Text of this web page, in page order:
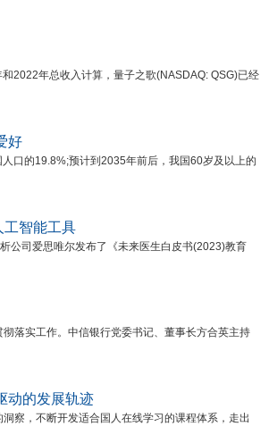
年总收入计算，量子之歌(NASDAQ: QSG)已经
好
的19.8%;预计到2035年前后，我国60岁及以上的
工智能工具
司爱思唯尔发布了《未来医生白皮书(2023)教育
落实工作。中信银行党委书记、董事长方合英主持
动的发展轨迹
，不断开发适合国人在线学习的课程体系，走出